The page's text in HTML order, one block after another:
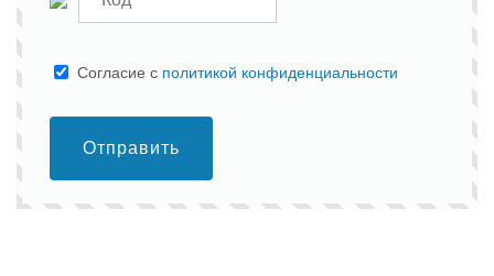
Cогласие с политикой конфиденциальности
Отправить